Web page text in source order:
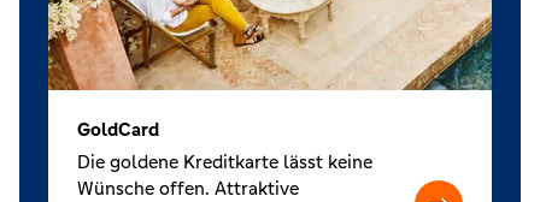
GoldCard
Die goldene Kreditkarte lässt keine
Wünsche offen. Attraktive